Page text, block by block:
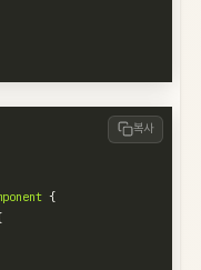
{
복사